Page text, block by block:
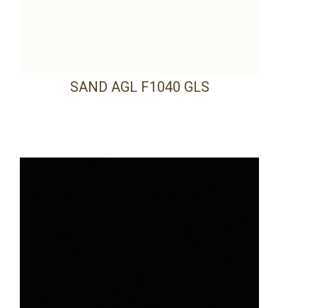
SAND AGL F1040 GLS